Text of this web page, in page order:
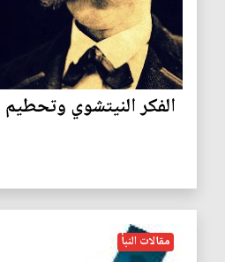
الفكر النيتشوي وتحطيم
مقالات النبأ